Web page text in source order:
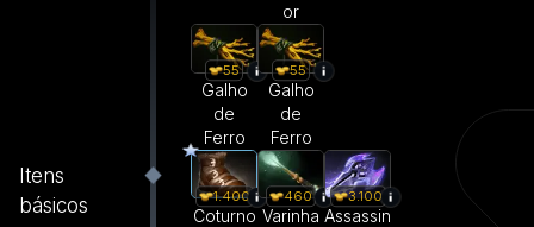
or
55
Galho
de
Ferro
55
Galho
de
Ferro
Itens
básicos
1.400
Coturno
460
Varinha
3.100
Assassin